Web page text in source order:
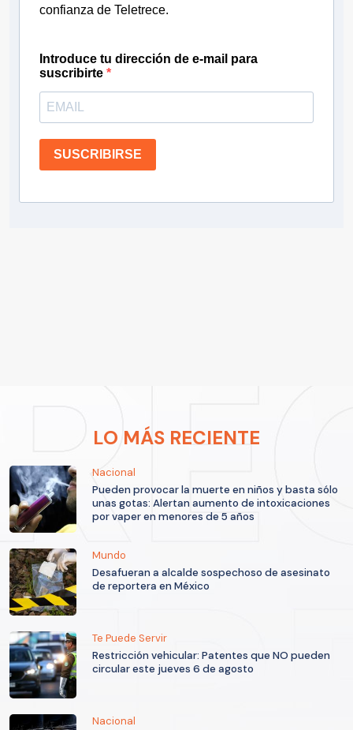
confianza de Teletrece.
Introduce tu dirección de e-mail para
suscribirte
SUSCRIBIRSE
LO MÁS RECIENTE
Nacional
Pueden provocar la muerte en niños y basta sólo
unas gotas: Alertan aumento de intoxicaciones
por vaper en menores de 5 años
Mundo
Desafueran a alcalde sospechoso de asesinato
de reportera en México
Te Puede Servir
Restricción vehicular: Patentes que NO pueden
circular este jueves 6 de agosto
Nacional